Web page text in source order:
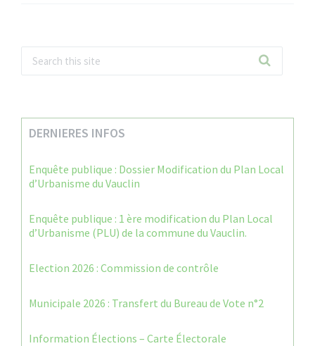
DERNIERES INFOS
Enquête publique : Dossier Modification du Plan Local
d’Urbanisme du Vauclin
Enquête publique : 1 ère modification du Plan Local
d’Urbanisme (PLU) de la commune du Vauclin.
Election 2026 : Commission de contrôle
Municipale 2026 : Transfert du Bureau de Vote n°2
Information Élections – Carte Électorale